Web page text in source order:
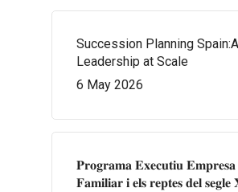
Succession Planning
Leadership at Scale
6 May 2026
𝐏𝐫𝐨𝐠𝐫𝐚𝐦𝐚 𝐄𝐱𝐞𝐜𝐮𝐭𝐢𝐮 𝐄𝐦𝐩𝐫𝐞𝐬𝐚
𝐅𝐚𝐦𝐢𝐥𝐢𝐚𝐫 𝐢 𝐞𝐥𝐬 𝐫𝐞𝐩𝐭𝐞𝐬 𝐝𝐞𝐥